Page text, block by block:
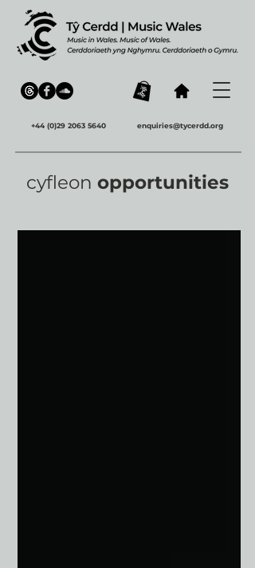
+44 (0)29 2063 5640 enquiries@tycerdd.org
cyfleon opportunities